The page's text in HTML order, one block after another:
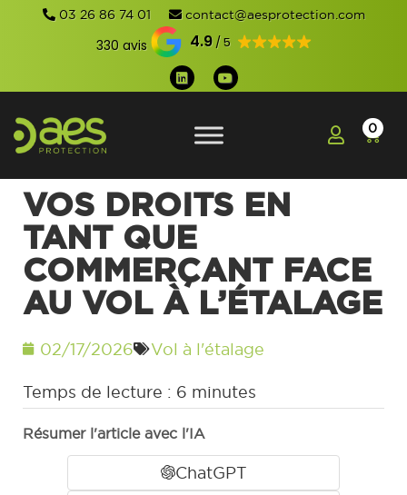
03 26 86 74 01 contact@aesprotection.com
330 avis 4.9
0
VOS DROITS EN
TANT QUE
COMMERÇANT FACE
AU VOL À L’ÉTALAGE
02/17/2026 Vol à l'étalage
Temps de lecture : 6 minutes
Résumer l'article avec l'IA
ChatGPT